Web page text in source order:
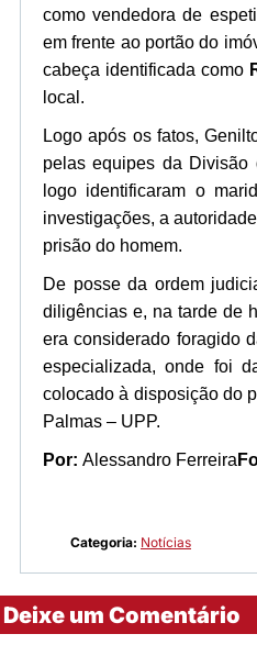
como vendedora de
em frente ao portão do
cabeça identificada como
local.
Logo após os fatos,
pelas equipes da
logo identificaram o
investigações, a
prisão do homem.
De posse da ordem
diligências e, na tarde de
era considerado foragido
especializada, onde foi
colocado à disposição do
Palmas – UPP.
Por: Alessandro Ferreira
Categoria: Notícias
Deixe um Comentário